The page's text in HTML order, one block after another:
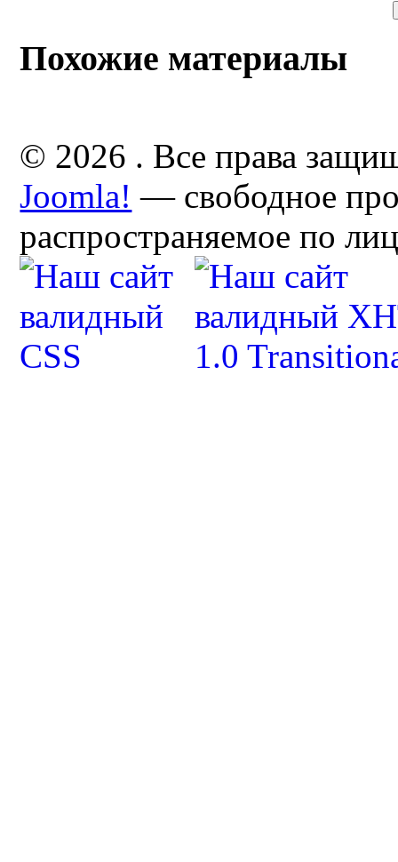
Похожие материалы
© 2026 . Все права
Joomla! — свободное
распространяемое по